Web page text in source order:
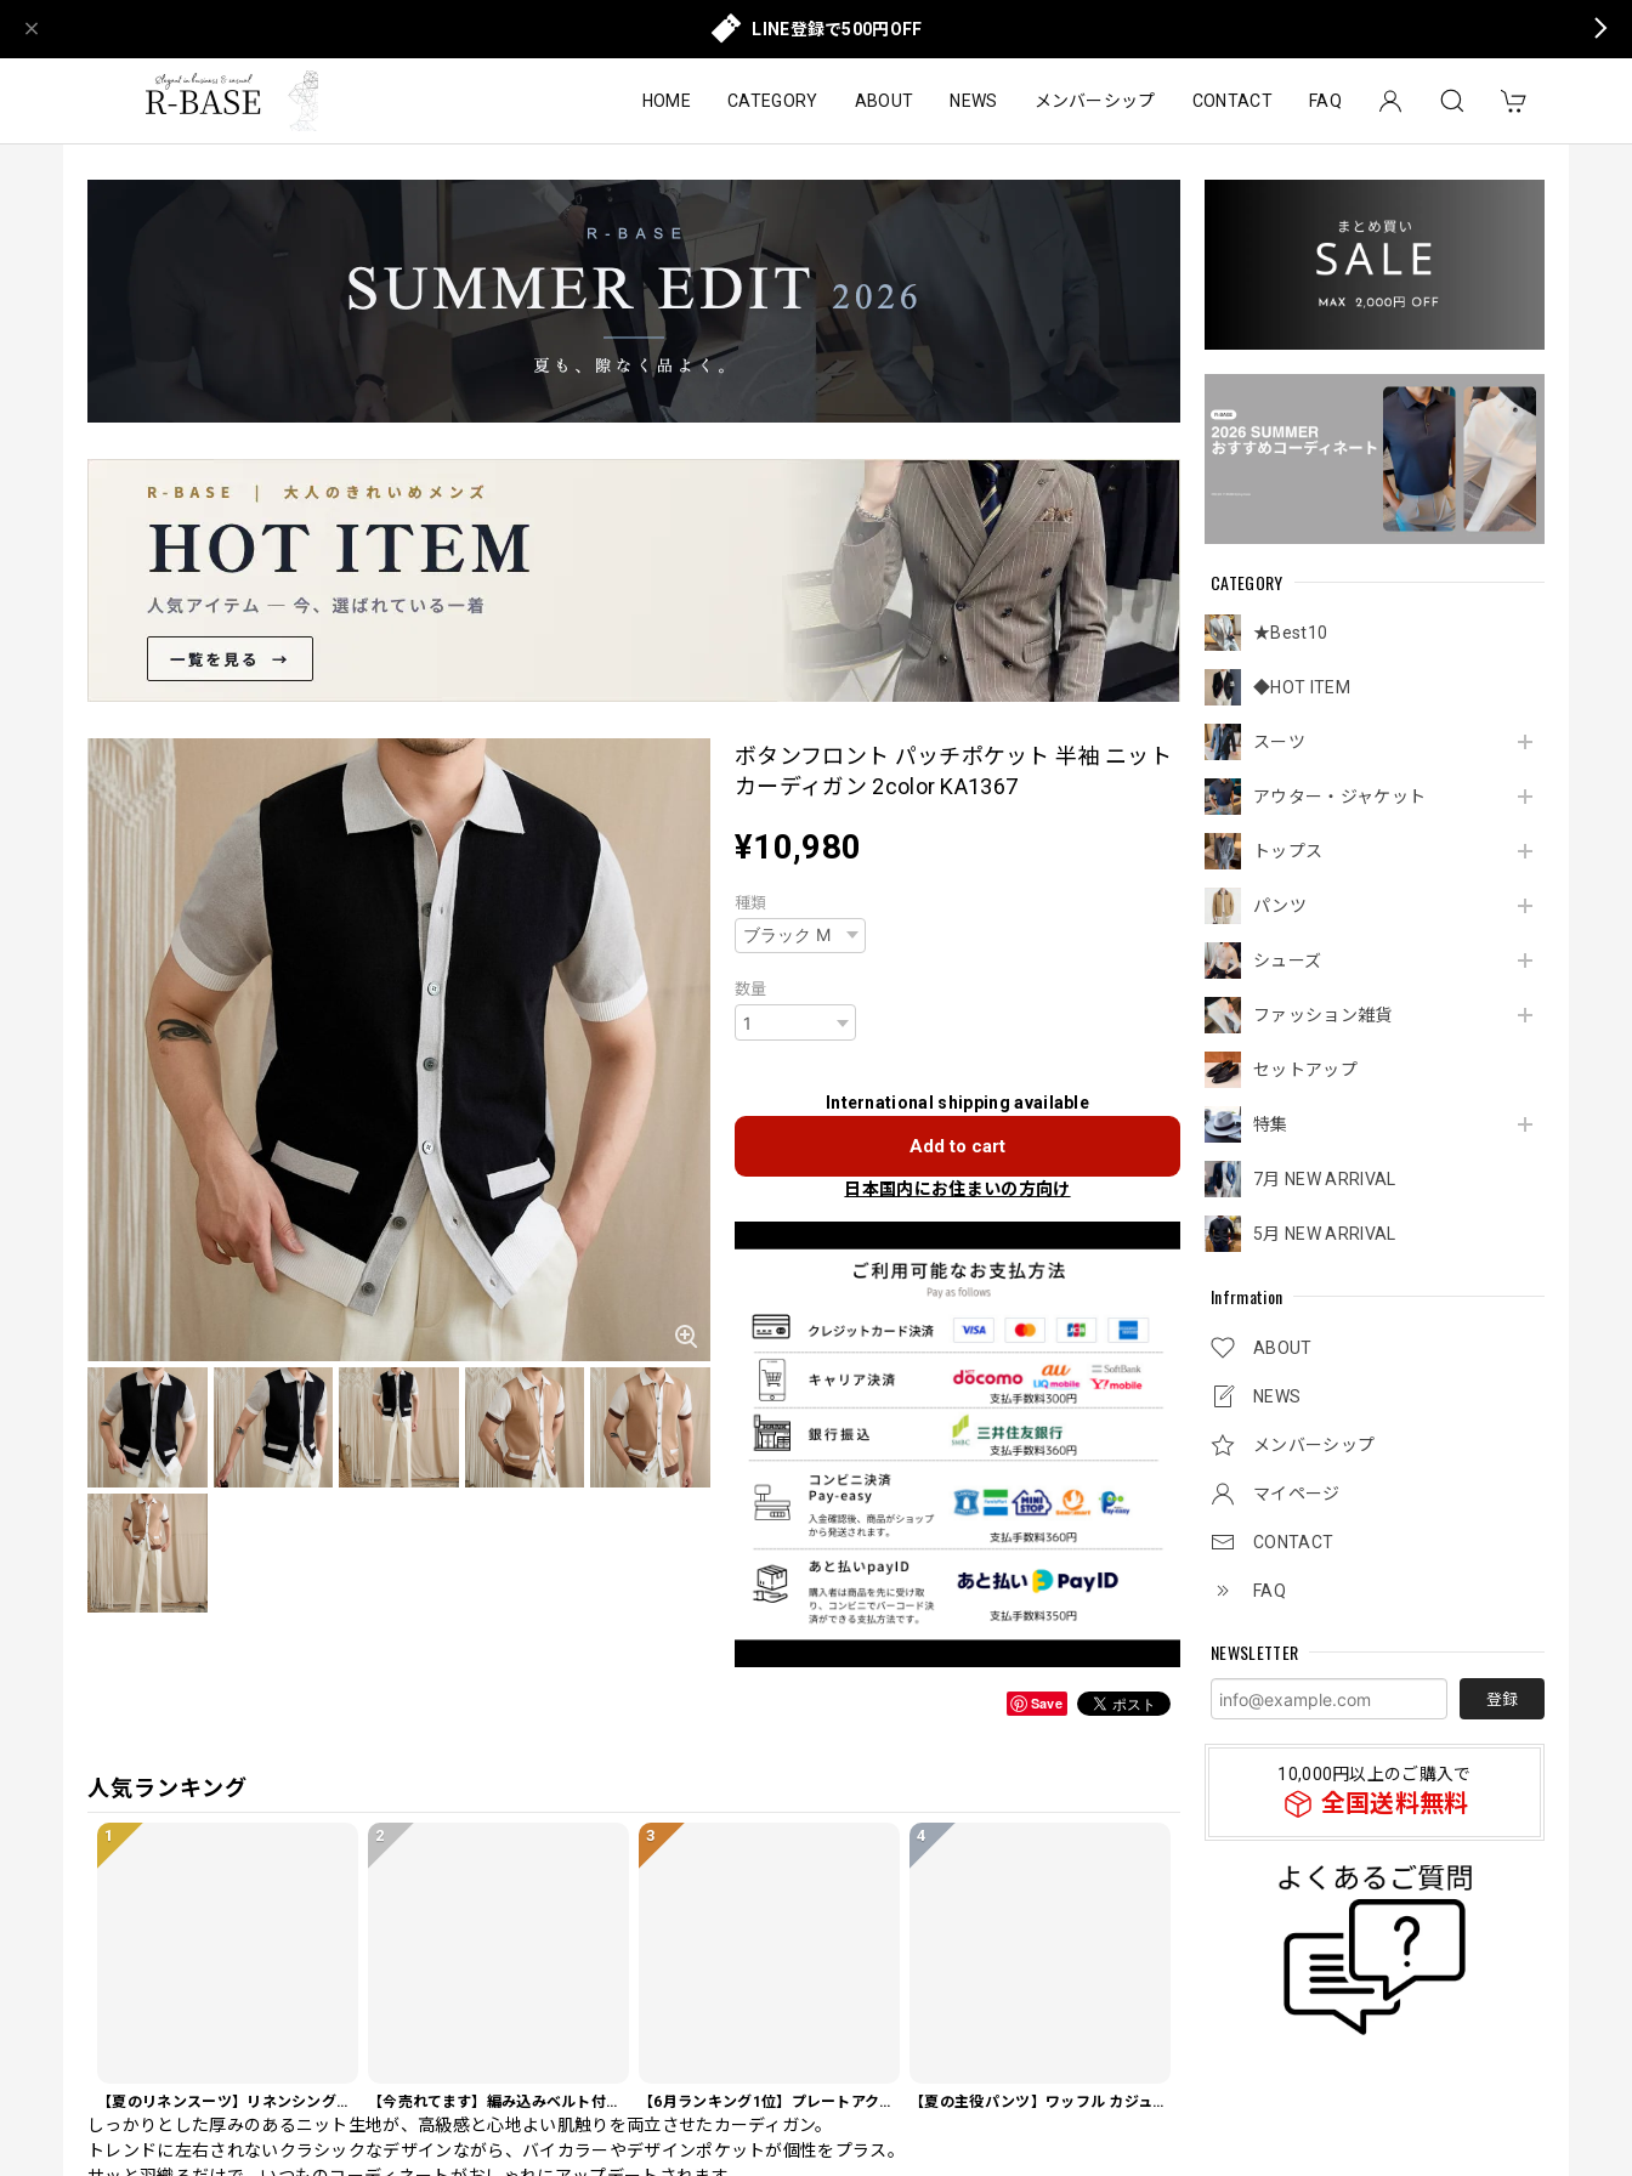
LINE登録で500円OFF
HOME CATEGORY ABOUT NEWS メンバーシップ CONTACT FAQ
CATEGORY
★Best10
◆HOT ITEM
スーツ
アウター・ジャケット
トップス
パンツ
シューズ
ファッション雑貨
セットアップ
特集
7月 NEW ARRIVAL
5月 NEW ARRIVAL
Infrmation
ABOUT
NEWS
メンバーシップ
マイページ
CONTACT
FAQ
NEWSLETTER
登録
10,000円以上のご購入で
全国送料無料
ボタンフロント パッチポケット 半袖 ニット
カーディガン 2color KA1367
¥10,980
種類
数量
International shipping available
Add to cart
日本国内にお住まいの方向け
Save
人気ランキング
1
【夏のリネンスーツ】リネンシングルブレストカジュアルスーツ SU0188
2
【今売れてます】編み込みベルト付き フラット サンダル 3color SH0128
3
【6月ランキング1位】プレートアクセントポロシャツ KA0826
4
【夏の主役パンツ】ワッフル カジュアル スリムスラックスパンツ PA0226
しっかりとした厚みのあるニット生地が、高級感と心地よい肌触りを両立させたカーディガン。
トレンドに左右されないクラシックなデザインながら、バイカラーやデザインポケットが個性をプラス。